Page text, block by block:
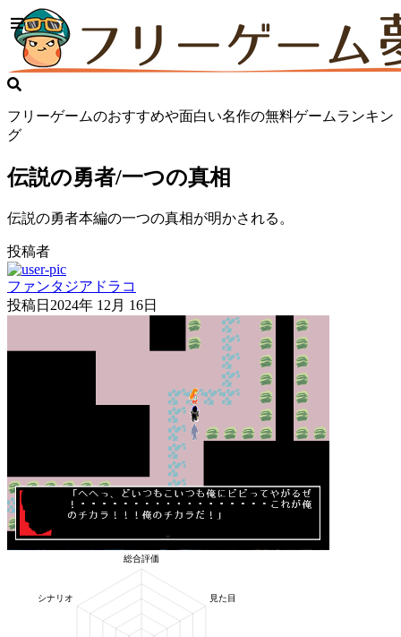
フリーゲームのおすすめや面白い名作の無料ゲームランキン
グ
伝説の勇者/一つの真相
伝説の勇者本編の一つの真相が明かされる。
投稿者
ファンタジアドラコ
投稿日 2024年 12月 16日